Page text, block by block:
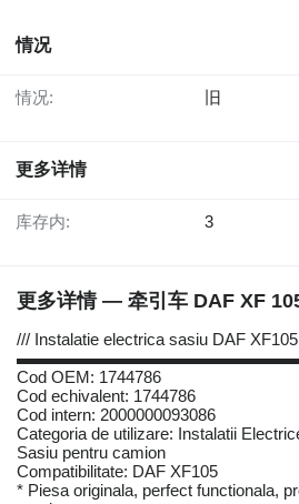
情况
情况: 旧
更多详情
库存内: 3
更多详情 — 牵引车 DAF XF
/// Instalatie electrica sasiu DAF
Cod OEM: 1744786
Cod echivalent: 1744786
Cod intern: 2000000093086
Categoria de utilizare: Instalatii
Sasiu pentru camion
Compatibilitate: DAF XF105
* Piesa originala, perfect functionala,